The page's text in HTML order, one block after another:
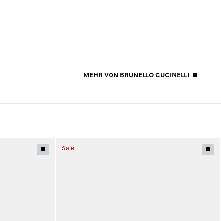
MEHR VON BRUNELLO CUCINELLI
Sale